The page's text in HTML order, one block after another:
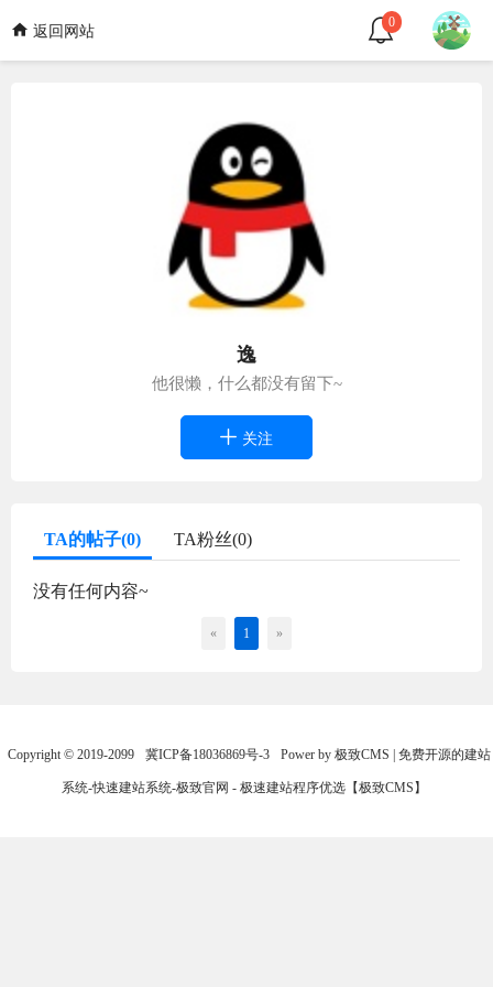
返回网站
0
逸
他很懒，什么都没有留下~
关注
TA的帖子(0) TA粉丝(0)
没有任何内容~
« 1 »
Copyright © 2019-2099 冀ICP备18036869号-3 Power by 极致CMS | 免费开源的建站
系统-快速建站系统-极致官网 - 极速建站程序优选【极致CMS】